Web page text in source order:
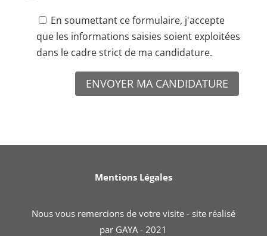
En soumettant ce formulaire, j'accepte
que les informations saisies soient exploitées
dans le cadre strict de ma candidature.
ENVOYER MA CANDIDATURE
Mentions Légales
Nous vous remercions de votre visite - site réalisé
par GAYA - 2021